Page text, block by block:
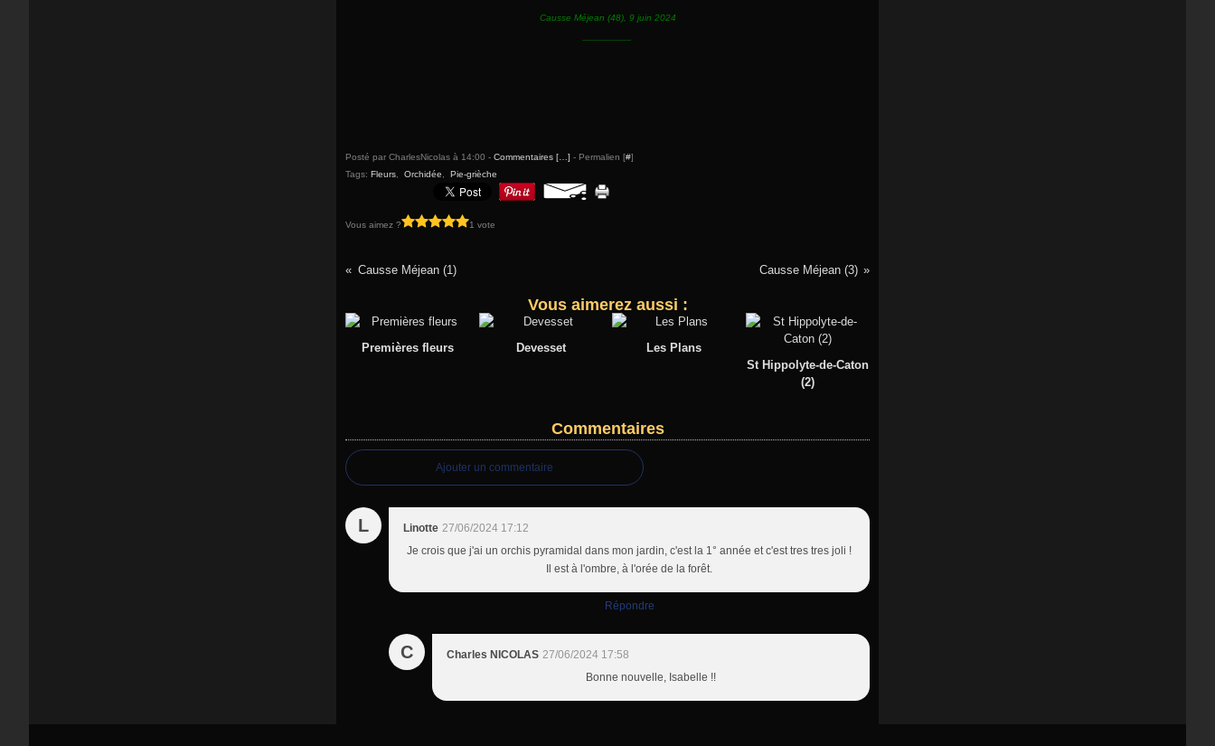
Causse Méjean (48), 9 juin 2024
Posté par CharlesNicolas à 14:00 - Commentaires [ ] - Permalien [#]
Tags: Fleurs Orchidée Pie-grièche
Vous aimez ? 1 vote
Causse Méjean (1) Causse Méjean (3)
Vous aimerez aussi :
Premières fleurs Devesset
Les Plans
St Hippolyte-de-Caton
(2)
Commentaires
Ajouter un commentaire
L Linotte 27/06/2024 17:12
Je crois que j'ai un orchis pyramidal dans mon jardin, c'est la 1° année et c'est tres tres joli !
Il est à l'ombre, à l'orée de la forêt.
Répondre
C Charles NICOLAS 27/06/2024 17:58
Bonne nouvelle, Isabelle !!